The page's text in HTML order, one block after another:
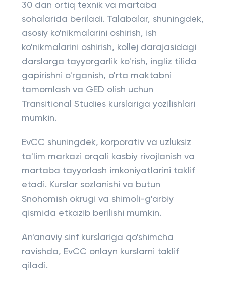
30 dan ortiq texnik va martaba
sohalarida beriladi. Talabalar, shuningdek,
asosiy ko'nikmalarini oshirish, ish
ko'nikmalarini oshirish, kollej darajasidagi
darslarga tayyorgarlik ko'rish, ingliz tilida
gapirishni o'rganish, o'rta maktabni
tamomlash va GED olish uchun
Transitional Studies kurslariga yozilishlari
mumkin.
EvCC shuningdek, korporativ va uzluksiz
ta'lim markazi orqali kasbiy rivojlanish va
martaba tayyorlash imkoniyatlarini taklif
etadi. Kurslar sozlanishi va butun
Snohomish okrugi va shimoli-g'arbiy
qismida etkazib berilishi mumkin.
An'anaviy sinf kurslariga qo'shimcha
ravishda, EvCC onlayn kurslarni taklif
qiladi.